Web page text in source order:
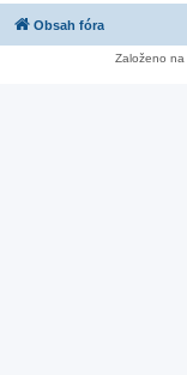
Obsah fóra
Založeno na